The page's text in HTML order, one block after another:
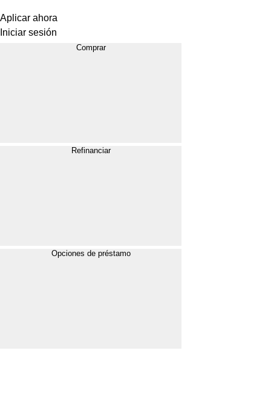
Aplicar ahora
Iniciar sesión
Comprar
Refinanciar
Opciones de préstamo